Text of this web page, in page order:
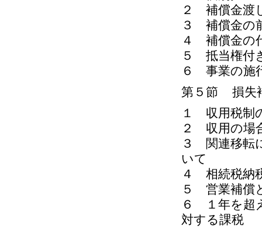
２ 補償金渡
３ 補償金の
４ 補償金の
５ 抵当権付
６ 事業の施
第５節 損失
１ 収用税制
２ 収用の場
３ 関連移転
いて
４ 相続税納
５ 営業補償
６ １年を超
対する課税